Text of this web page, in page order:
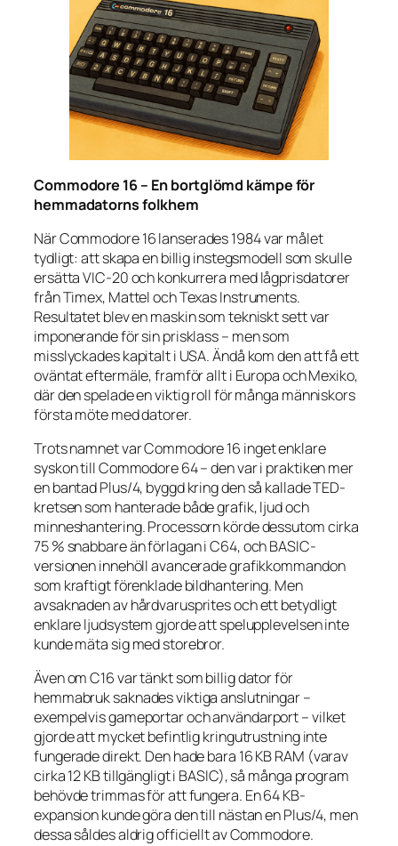
Commodore 16 – En bortglömd kämpe för
hemmadatorns folkhem
När Commodore 16 lanserades 1984 var målet
tydligt: att skapa en billig instegsmodell som skulle
ersätta VIC-20 och konkurrera med lågprisdatorer
från Timex, Mattel och Texas Instruments.
Resultatet blev en maskin som tekniskt sett var
imponerande för sin prisklass – men som
misslyckades kapitalt i USA. Ändå kom den att få ett
oväntat eftermäle, framför allt i Europa och Mexiko,
där den spelade en viktig roll för många människors
första möte med datorer.
Trots namnet var Commodore 16 inget enklare
syskon till Commodore 64 – den var i praktiken mer
en bantad Plus/4, byggd kring den så kallade TED-
kretsen som hanterade både grafik, ljud och
minneshantering. Processorn körde dessutom cirka
75 % snabbare än förlagan i C64, och BASIC-
versionen innehöll avancerade grafikkommandon
som kraftigt förenklade bildhantering. Men
avsaknaden av hårdvarusprites och ett betydligt
enklare ljudsystem gjorde att spelupplevelsen inte
kunde mäta sig med storebror.
Även om C16 var tänkt som billig dator för
hemmabruk saknades viktiga anslutningar –
exempelvis gameportar och användarport – vilket
gjorde att mycket befintlig kringutrustning inte
fungerade direkt. Den hade bara 16 KB RAM (varav
cirka 12 KB tillgängligt i BASIC), så många program
behövde trimmas för att fungera. En 64 KB-
expansion kunde göra den till nästan en Plus/4, men
dessa såldes aldrig officiellt av Commodore.